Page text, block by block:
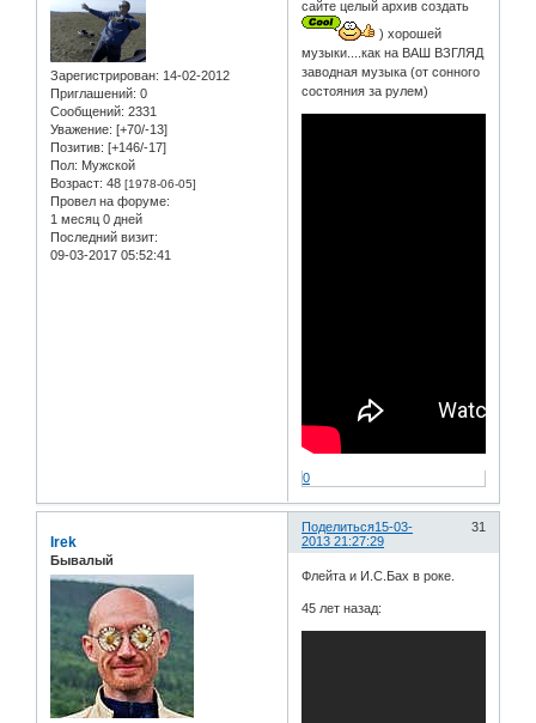
Зарегистрирован: 14-02-2012
Приглашений: 0
Сообщений: 2331
Уважение: [+70/-13]
Позитив: [+146/-17]
Пол: Мужской
Возраст: 48 [1978-06-05]
Провел на форуме:
1 месяц 0 дней
Последний визит:
09-03-2017 05:52:41
сайте целый архив создать
) хорошей
музыки....как на ВАШ ВЗГЛЯД
заводная музыка (от сонного
состояния за рулем)
0
Поделиться 31
15-03-
2013 21:27:29
Irek
Бывалый
Флейта и И.С.Бах в роке.
45 лет назад: